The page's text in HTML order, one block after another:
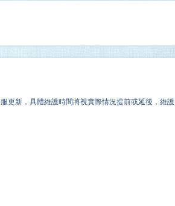
更新，具體維護時間將視實際情況提前或延後，維護